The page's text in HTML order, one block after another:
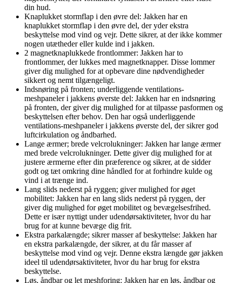
din hud.
Knaplukket stormflap i den øvre del: Jakken har en
knaplukket stormflap i den øvre del, der yder ekstra
beskyttelse mod vind og vejr. Dette sikrer, at der ikke kommer
nogen utætheder eller kulde ind i jakken.
2 magnetknaplukkede frontlommer: Jakken har to
frontlommer, der lukkes med magnetknapper. Disse lommer
giver dig mulighed for at opbevare dine nødvendigheder
sikkert og nemt tilgængeligt.
Indsnøring på fronten; underliggende ventilations-
meshpaneler i jakkens øverste del: Jakken har en indsnøring
på fronten, der giver dig mulighed for at tilpasse pasformen og
beskyttelsen efter behov. Den har også underliggende
ventilations-meshpaneler i jakkens øverste del, der sikrer god
luftcirkulation og åndbarhed.
Lange ærmer; brede velcrolukninger: Jakken har lange ærmer
med brede velcrolukninger. Dette giver dig mulighed for at
justere ærmerne efter din præference og sikrer, at de sidder
godt og tæt omkring dine håndled for at forhindre kulde og
vind i at trænge ind.
Lang slids nederst på ryggen; giver mulighed for øget
mobilitet: Jakken har en lang slids nederst på ryggen, der
giver dig mulighed for øget mobilitet og bevægelsesfrihed.
Dette er især nyttigt under udendørsaktiviteter, hvor du har
brug for at kunne bevæge dig frit.
Ekstra parkalængde; sikrer masser af beskyttelse: Jakken har
en ekstra parkalængde, der sikrer, at du får masser af
beskyttelse mod vind og vejr. Denne ekstra længde gør jakken
ideel til udendørsaktiviteter, hvor du har brug for ekstra
beskyttelse.
Løs, åndbar og let meshforing: Jakken har en løs, åndbar og